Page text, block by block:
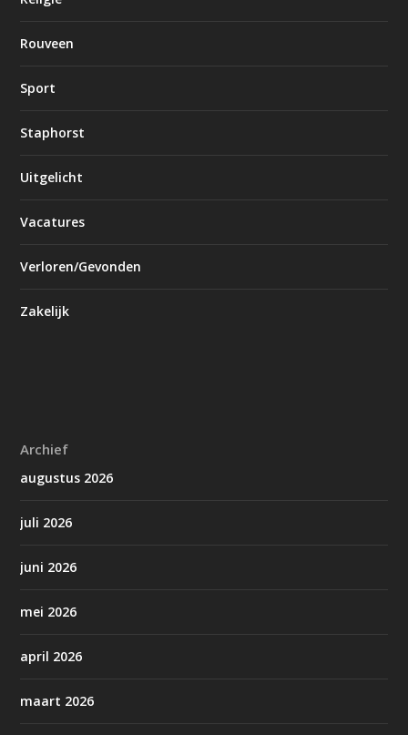
Rouveen
Sport
Staphorst
Uitgelicht
Vacatures
Verloren/Gevonden
Zakelijk
Archief
augustus 2026
juli 2026
juni 2026
mei 2026
april 2026
maart 2026